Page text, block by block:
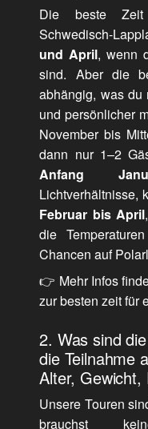
Die beste
Schwedisch-
und April, wenn
sind. Aber die
abhängig, was du
und persönlicher
November bis
dann nur 1–2
Anfang
Lichtverhältnisse,
Februar bis April
die
Chancen auf
👉 Mehr Infos
zur besten zeit für
2. Was sind
die Teilnahme
Alter, Gewicht,
Unsere Touren
brauchst